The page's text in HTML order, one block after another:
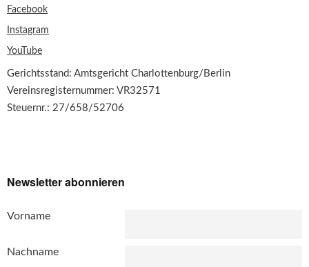
Facebook
Instagram
YouTube
Gerichtsstand: Amtsgericht Charlottenburg/Berlin
Vereinsregisternummer: VR32571
Steuernr.: 27/658/52706
Newsletter abonnieren
Vorname
Nachname